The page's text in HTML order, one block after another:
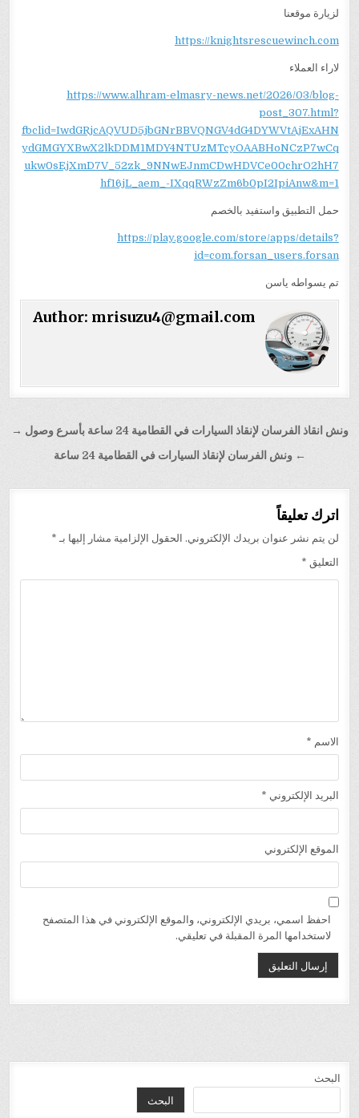
لزيارة موقعنا
https://knightsrescuewinch.com
لاراء العملاء
https://www.alhram-elmasry-news.net/2026/03/blog-
post_307.html?
fbclid=IwdGRjcAQVUD5jbGNrBBVQNGV4dG4DYWVtAjExAHN
ydGMGYXBwX2lkDDM1MDY4NTUzMTcyOAABHoNCzP7wCq
ukw0sEjXmD7V_52zk_9NNwEJnmCDwHDVCe00chrO2hH7
hf16jL_aem_-IXqqRWzZm6b0pI2IpiAnw&m=1
حمل التطبيق واستفيد بالخصم
https://play.google.com/store/apps/details?
id=com.forsan_users.forsan
تم يسواطه ياسن
Author: mrisuzu4@gmail.com
تصفّح
المقالات
ونش انقاذ الفرسان لإنقاذ السيارات في القطامية 24 ساعة بأسرع وصول →
← ونش الفرسان لإنقاذ السيارات في القطامية 24 ساعة
اترك تعليقاً
لن يتم نشر عنوان بريدك الإلكتروني. الحقول الإلزامية مشار إليها بـ *
التعليق *
الاسم *
البريد الإلكتروني *
الموقع الإلكتروني
احفظ اسمي، بريدي الإلكتروني، والموقع الإلكتروني في هذا المتصفح
لاستخدامها المرة المقبلة في تعليقي.
البحث
البحث